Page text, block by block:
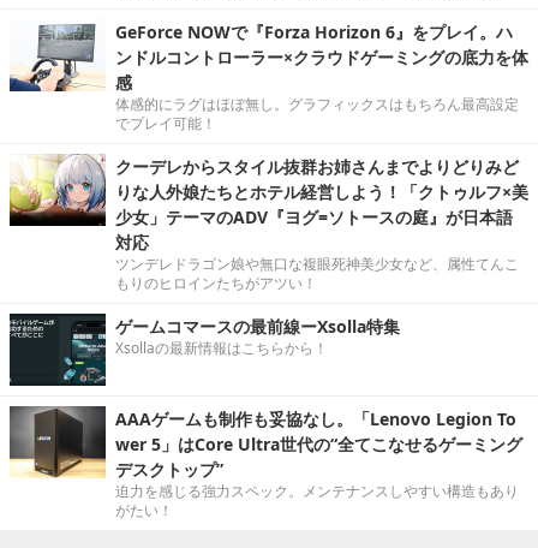
GeForce NOWで『Forza Horizon 6』をプレイ。ハ
ンドルコントローラー×クラウドゲーミングの底力を体
感
体感的にラグはほぼ無し。グラフィックスはもちろん最高設定
でプレイ可能！
クーデレからスタイル抜群お姉さんまでよりどりみど
りな人外娘たちとホテル経営しよう！「クトゥルフ×美
少女」テーマのADV『ヨグ=ソトースの庭』が日本語
対応
ツンデレドラゴン娘や無口な複眼死神美少女など、属性てんこ
もりのヒロインたちがアツい！
ゲームコマースの最前線ーXsolla特集
Xsollaの最新情報はこちらから！
AAAゲームも制作も妥協なし。「Lenovo Legion To
wer 5」はCore Ultra世代の“全てこなせるゲーミング
デスクトップ”
迫力を感じる強力スペック。メンテナンスしやすい構造もあり
がたい！